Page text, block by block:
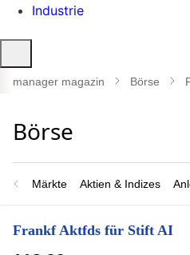
Industrie
öffnen
manager magazin Börse
Märkte Aktien & Indizes
Frankf Aktfds für Stift AI